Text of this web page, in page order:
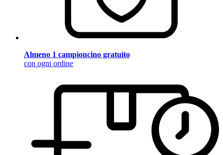
Almeno 1 campioncino gratuito
con ogni ordine